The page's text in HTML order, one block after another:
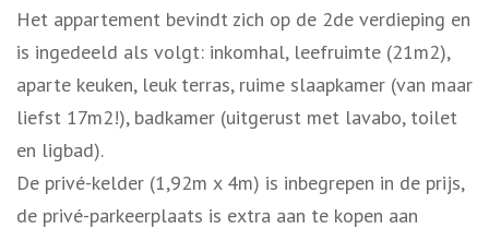
Het appartement bevindt zich op de 2de verdieping en
is ingedeeld als volgt: inkomhal, leefruimte (21m2),
aparte keuken, leuk terras, ruime slaapkamer (van maar
liefst 17m2!), badkamer (uitgerust met lavabo, toilet
en ligbad).
De privé-kelder (1,92m x 4m) is inbegrepen in de prijs,
de privé-parkeerplaats is extra aan te kopen aan